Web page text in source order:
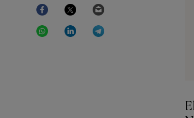
Facebook Twitter
WhatsAppLinkedIn